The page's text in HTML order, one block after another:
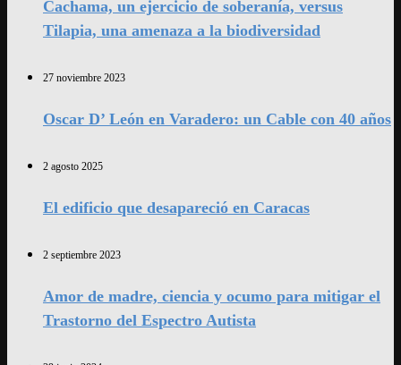
Cachama, un ejercicio de soberanía, versus
Tilapia, una amenaza a la biodiversidad
27 noviembre 2023
Oscar D’ León en Varadero: un Cable con 40 años
2 agosto 2025
El edificio que desapareció en Caracas
2 septiembre 2023
Amor de madre, ciencia y ocumo para mitigar el
Trastorno del Espectro Autista